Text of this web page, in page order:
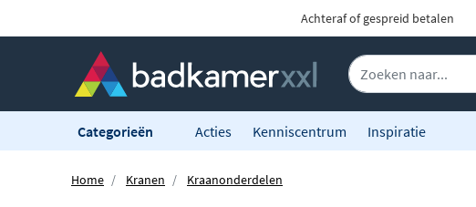
Achteraf of gespreid betalen
Categorieën Acties Kenniscentrum Inspiratie
Home Kranen Kraanonderdelen